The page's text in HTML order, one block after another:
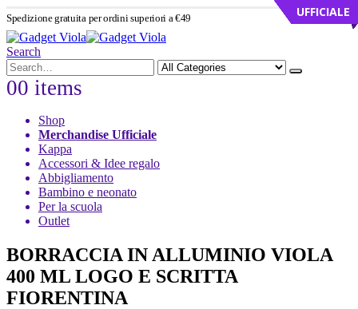
Spedizione gratuita per ordini superiori a €49
Search
00 items
Shop
Merchandise Ufficiale
Kappa
Accessori & Idee regalo
Abbigliamento
Bambino e neonato
Per la scuola
Outlet
BORRACCIA IN ALLUMINIO VIOLA
400 ML LOGO E SCRITTA
FIORENTINA
UFFICIALE
UFFICIALE
UFFICIALE
UFFICIALE
UFFICIALE
UFFICIALE
UFFICIALE
UFFICIALE
UFFICIALE
UFFICIALE